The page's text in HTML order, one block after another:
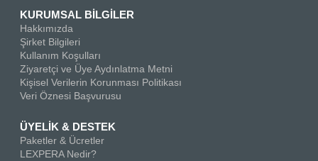
KURUMSAL BİLGİLER
Hakkımızda
Şirket Bilgileri
Kullanım Koşulları
Ziyaretçi ve Üye Aydınlatma Metni
Kişisel Verilerin Korunması Politikası
Veri Öznesi Başvurusu
ÜYELİK & DESTEK
Paketler & Ücretler
LEXPERA Nedir?